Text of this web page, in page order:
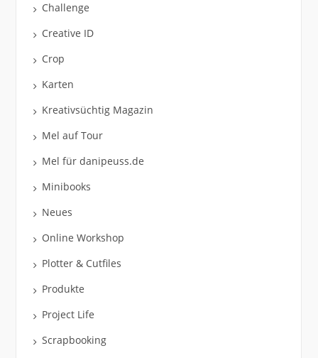
Challenge
Creative ID
Crop
Karten
Kreativsüchtig Magazin
Mel auf Tour
Mel für danipeuss.de
Minibooks
Neues
Online Workshop
Plotter & Cutfiles
Produkte
Project Life
Scrapbooking